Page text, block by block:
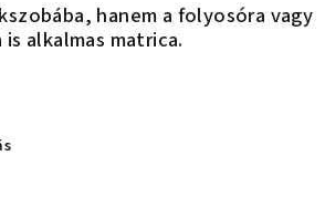
hanem a folyosóra vagy
alkalmas matrica.